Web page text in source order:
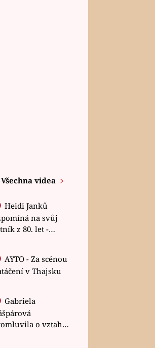
Všechna videa
Heidi Janků
na svůj
z 80. let -
v Thajsku
Gabriela
o vztahu